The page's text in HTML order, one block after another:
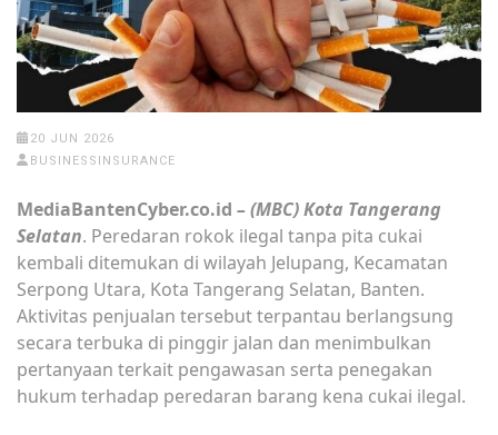
20 JUN 2026
BUSINESSINSURANCE
MediaBantenCyber.co.id – (MBC) Kota Tangerang
Selatan. Peredaran rokok ilegal tanpa pita cukai
kembali ditemukan di wilayah Jelupang, Kecamatan
Serpong Utara, Kota Tangerang Selatan, Banten.
Aktivitas penjualan tersebut terpantau berlangsung
secara terbuka di pinggir jalan dan menimbulkan
pertanyaan terkait pengawasan serta penegakan
hukum terhadap peredaran barang kena cukai ilegal.